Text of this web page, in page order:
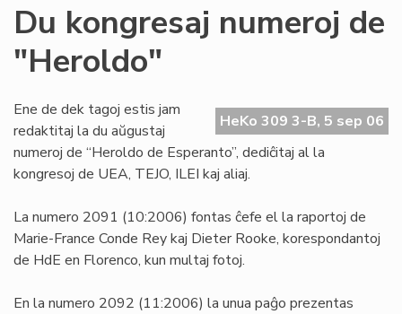
Du kongresaj numeroj de
"Heroldo"
HeKo 309 3-B, 5 sep 06
Ene de dek tagoj estis jam
redaktitaj la du aŭgustaj
numeroj de “Heroldo de Esperanto”, dediĉitaj al la
kongresoj de UEA, TEJO, ILEI kaj aliaj.
La numero 2091 (10:2006) fontas ĉefe el la raportoj de
Marie-France Conde Rey kaj Dieter Rooke, korespondantoj
de HdE en Florenco, kun multaj fotoj.
En la numero 2092 (11:2006) la unua paĝo prezentas